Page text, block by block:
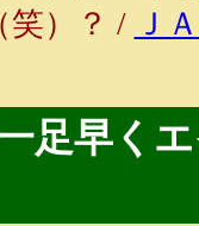
笑）？ / Ｊ
足早く